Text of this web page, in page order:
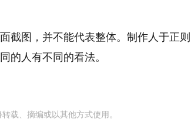
截图，并不能代表整体。制作人于正则
的人有不同的看法。
载、摘编或以其他方式使用。